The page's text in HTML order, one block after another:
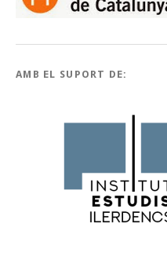
AMB EL SUPORT DE: